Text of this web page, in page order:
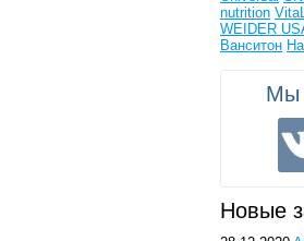
nutrition
WEIDER
Ванситон
Мы
Новые